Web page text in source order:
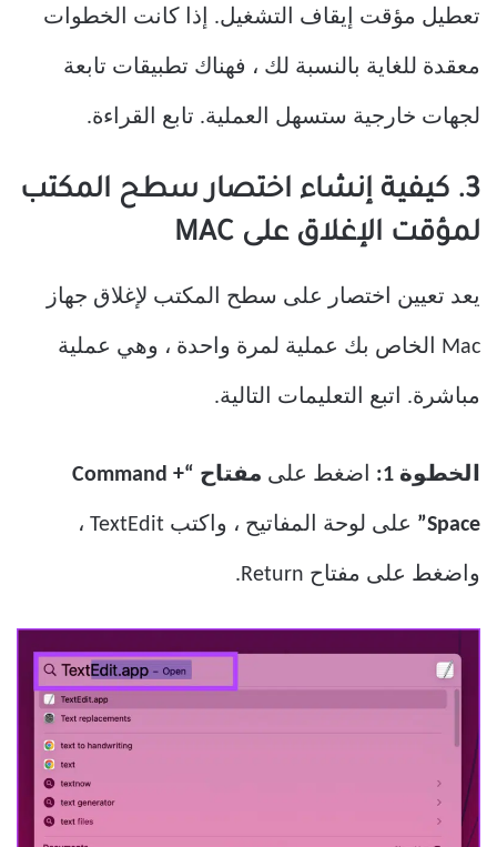
تعطيل مؤقت إيقاف التشغيل. إذا كانت الخطوات
معقدة للغاية بالنسبة لك ، فهناك تطبيقات تابعة
لجهات خارجية ستسهل العملية. تابع القراءة.
3. كيفية إنشاء اختصار سطح المكتب
لمؤقت الإغلاق على MAC
يعد تعيين اختصار على سطح المكتب لإغلاق جهاز
Mac الخاص بك عملية لمرة واحدة ، وهي عملية
مباشرة. اتبع التعليمات التالية.
الخطوة 1: اضغط على مفتاح “Command +
Space” على لوحة المفاتيح ، واكتب TextEdit ،
واضغط على مفتاح Return.